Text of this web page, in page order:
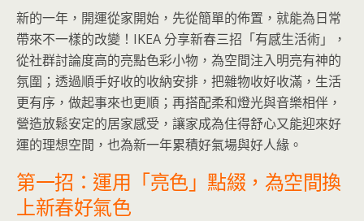
新的一年，開運從家開始，先從簡單的佈置，就能為日常
帶來不一樣的改變！IKEA 分享新春三招「有感生活術」，
從社群討論度高的亮點色彩小物，為空間注入明亮有神的
氛圍；透過順手好收的收納安排，把雜物收好收滿，生活
更有序，做起事來也更順；再搭配柔和燈光與音樂相伴，
營造放鬆安定的居家感受，讓家成為住得舒心又能迎來好
運的理想空間，也為新一年累積好氣場與好人緣。
第一招：運用「亮色」點綴，為空間換
上新春好氣色